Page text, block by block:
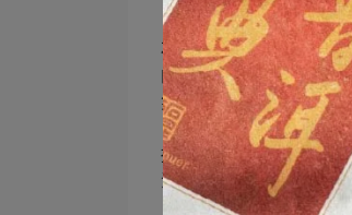
石昆牧老師深明各種拚
的茶品因應不同的香氣
氣、甜度、韻深等等，
摘自「石昆牧老師相關
注明出處)